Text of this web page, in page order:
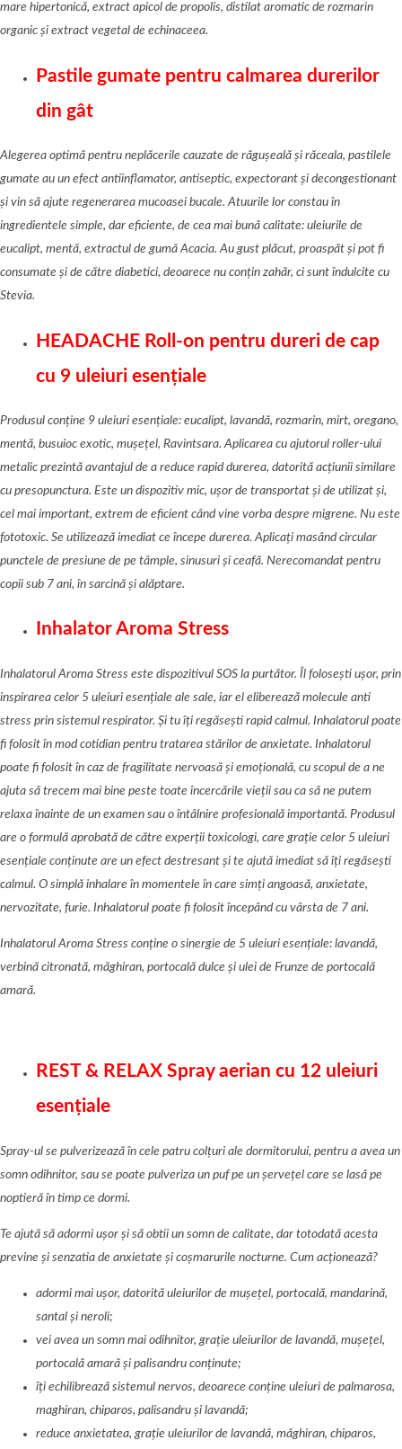
mare hipertonică, extract apicol de propolis, distilat aromatic de rozmarin
organic și extract vegetal de echinaceea.
Pastile gumate pentru calmarea durerilor
din gât
Alegerea optimă pentru neplăcerile cauzate de răgușeală și răceala, pastilele
gumate au un efect antiinflamator, antiseptic, expectorant și decongestionant
și vin să ajute regenerarea mucoasei bucale. Atuurile lor constau în
ingredientele simple, dar eficiente, de cea mai bună calitate: uleiurile de
eucalipt, mentă, extractul de gumăAcacia. Au gust plăcut, proaspăt și pot fi
consumate și de către diabetici, deoarece nu conțin zahăr, ci sunt îndulcite cu
Stevia.
HEADACHE Roll-on pentru dureri de cap
cu 9 uleiuri esențiale
Produsul conține 9 uleiuri esențiale: eucalipt, lavandă, rozmarin, mirt, oregano,
mentă, busuioc exotic, mușețel, Ravintsara. Aplicarea cu ajutorul roller-ului
metalic prezintă avantajul de a reduce rapid durerea, datorită acțiunii similare
cu presopunctura. Este un dispozitiv mic, ușor de transportat și de utilizat și,
cel mai important, extrem de eficient când vine vorba despre migrene. Nu este
fototoxic. Se utilizează imediat ce începe durerea.Aplicați masând circular
punctele de presiune de pe tâmple, sinusuri și ceafă. Nerecomandat pentru
copii sub 7 ani, în sarcină și alăptare.
Inhalator Aroma Stress
Inhalatorul Aroma Stress este dispozitivul SOS la purtător. Îl folosești ușor, prin
inspirarea celor 5 uleiuri esențiale ale sale, iar el eliberează molecule anti
stress prin sistemul respirator. Și tu îți regăsești rapid calmul. Inhalatorul poate
fi folosit în mod cotidian pentru tratarea stărilor de anxietate. Inhalatorul
poate fi folosit în caz de fragilitate nervoasă și emoțională, cu scopul de a ne
ajuta să trecem mai bine peste toate încercările vieții sau ca să ne putem
relaxa înainte de un examen sau o întâlnire profesională importantă. Produsul
are o formulă aprobată de către experții toxicologi, care grație celor 5 uleiuri
esențiale conținute are un efect destresant și te ajută imediat să îți regăsești
calmul. O simplă inhalare în momentele în care simți angoasă, anxietate,
nervozitate, furie. Inhalatorul poate fi folosit începând cu vârsta de 7 ani.
Inhalatorul Aroma Stress conține o sinergie de 5 uleiuri esențiale: lavandă,
verbină citronată, măghiran, portocală dulce și ulei de Frunze de portocală
amară.
REST & RELAX Spray aerian cu 12 uleiuri
esențiale
Spray-ul se pulverizează în cele patru colțuri ale dormitorului, pentru a avea un
somn odihnitor, sau se poate pulveriza un puf pe un șervețel care se lasă pe
noptieră în timp ce dormi.
Te ajută să adormi ușor și să obtii un somn de calitate, dar totodată acesta
previne și senzatia de anxietate și coșmarurile nocturne. Cum acționează?
adormi mai ușor, datorită uleiurilor de mușețel, portocală, mandarină,
santal și neroli;
vei avea un somn mai odihnitor, grație uleiurilor de lavandă, mușețel,
portocală amară și palisandru conținute;
îți echilibrează sistemul nervos, deoarece conține uleiuri de palmarosa,
maghiran, chiparos, palisandru și lavandă;
reduce anxietatea, grație uleiurilor de lavandă, măghiran, chiparos,